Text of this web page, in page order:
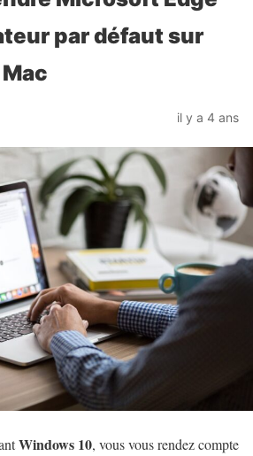
par défaut sur
il y a 4 ans
Windows 10, vous vous rendez compte